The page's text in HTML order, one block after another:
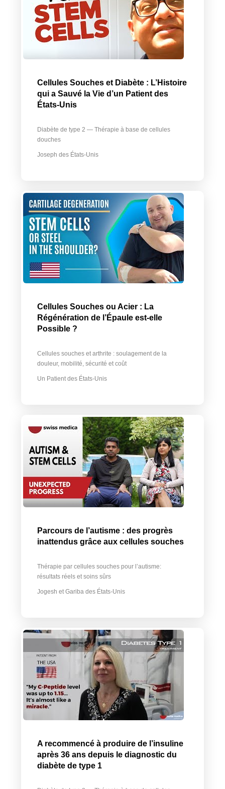
Cellules Souches et Diabète : L’Histoire
qui a Sauvé la Vie d’un Patient des
États-Unis
Diabète de type 2 — Thérapie à base de cellules
douches
Joseph des États-Unis
Cellules Souches ou Acier : La
Régénération de l’Épaule est-elle
Possible ?
Cellules souches et arthrite : soulagement de la
douleur, mobilité, sécurité et coût
Un Patient des États-Unis
Parcours de l’autisme : des progrès
inattendus grâce aux cellules souches
Thérapie par cellules souches pour l’autisme:
résultats réels et soins sûrs
Jogesh et Gariba des États-Unis
A recommencé à produire de l’insuline
après 36 ans depuis le diagnostic du
diabète de type 1